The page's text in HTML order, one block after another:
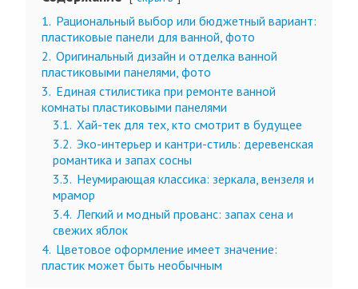
1. Рациональный выбор или бюджетный вариант:
пластиковые панели для ванной, фото
2. Оригинальный дизайн и отделка ванной
пластиковыми панелями, фото
3. Единая стилистика при ремонте ванной
комнаты пластиковыми панелями
3.1. Хай-тек для тех, кто смотрит в будущее
3.2. Эко-интерьер и кантри-стиль: деревенская
романтика и запах сосны
3.3. Неумирающая классика: зеркала, вензеля и
мрамор
3.4. Легкий и модный прованс: запах сена и
свежих яблок
4. Цветовое оформление имеет значение:
пластик может быть необычным